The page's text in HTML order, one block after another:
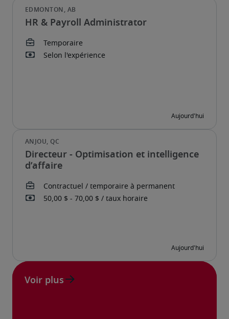
HR & Payroll Administrator
Directeur - Optimisation et intelligence
d’affaire
Voir plus